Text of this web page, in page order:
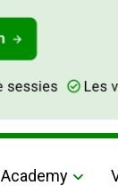
Academy